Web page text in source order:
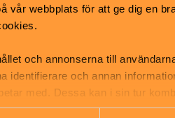
vår webbplats för att ge dig en
och annonserna till
identifierare och annan
med. Dessa kan i sin tur
har samlat in när du har använt
Örsundsbro.